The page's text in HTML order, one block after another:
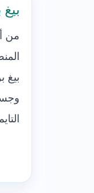
من